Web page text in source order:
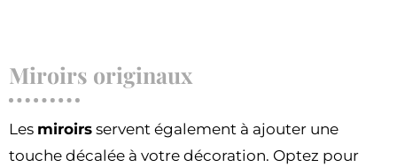
Miroirs originaux
Les miroirs servent également à ajouter une
touche décalée à votre décoration. Optez pour